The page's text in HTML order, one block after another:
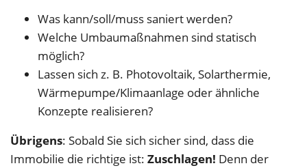
Was kann/soll/muss saniert werden?
Welche Umbaumaßnahmen sind statisch
möglich?
Lassen sich z. B. Photovoltaik, Solarthermie,
Wärmepumpe/Klimaanlage oder ähnliche
Konzepte realisieren?
Übrigens: Sobald Sie sich sicher sind, dass die
Immobilie die richtige ist: Zuschlagen! Denn der